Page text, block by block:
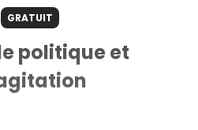
GRATUIT
politique et